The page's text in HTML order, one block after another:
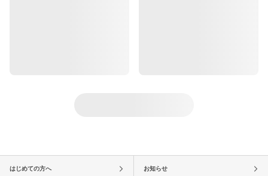
はじめての方へ お知らせ